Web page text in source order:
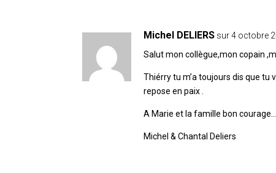
Michel DELIERS sur 4 octobre
Salut mon collègue,mon copain
Thiérry tu m’a toujours dis que tu
repose en paix .
A Marie et la famille bon courage…
Michel & Chantal Deliers